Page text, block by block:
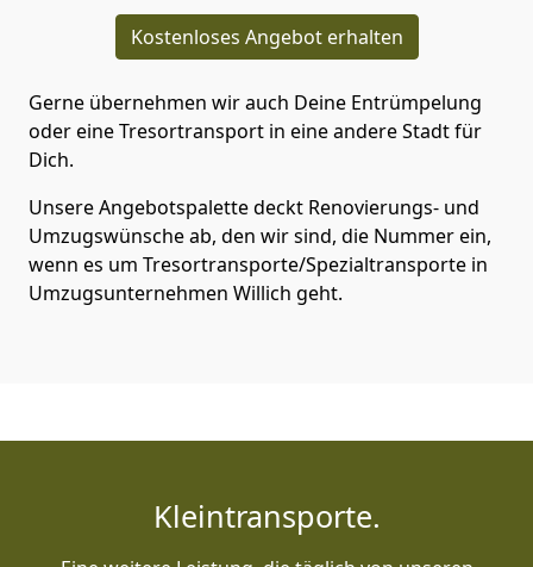
Kostenloses Angebot erhalten
Gerne übernehmen wir auch Deine Entrümpelung
oder eine Tresortransport in eine andere Stadt für
Dich.
Unsere Angebotspalette deckt Renovierungs- und
Umzugswünsche ab, den wir sind, die Nummer ein,
wenn es um Tresortransporte/Spezialtransporte in
Umzugsunternehmen Willich geht.
Kleintransporte.